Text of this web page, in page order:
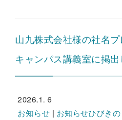
山九株式会社様の社名
キャンパス講義室に掲出
2026.1. 6
お知らせ | お知らせひびきの